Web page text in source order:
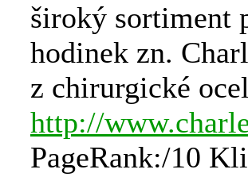
široký sortiment
hodinek zn.
z chirurgické
http://
PageRank:/10